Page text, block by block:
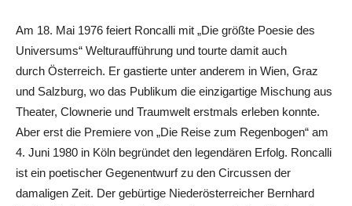
Am 18. Mai 1976 feiert Roncalli mit „Die größte Poesie des
Universums“ Welturaufführung und tourte damit auch
durch Österreich. Er gastierte unter anderem in Wien, Graz
und Salzburg, wo das Publikum die einzigartige Mischung aus
Theater, Clownerie und Traumwelt erstmals erleben konnte.
Aber erst die Premiere von „Die Reise zum Regenbogen“ am
4. Juni 1980 in Köln begründet den legendären Erfolg. Roncalli
ist ein poetischer Gegenentwurf zu den Circussen der
damaligen Zeit. Der gebürtige Niederösterreicher Bernhard